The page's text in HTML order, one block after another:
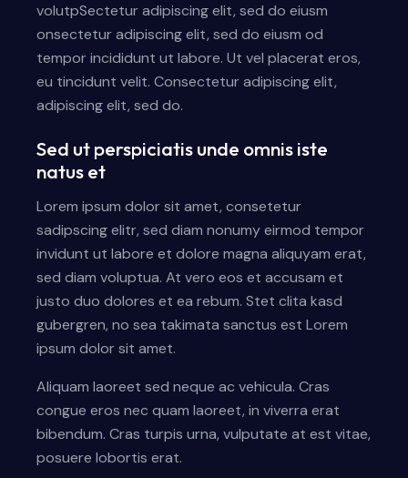
volutpSectetur adipiscing elit, sed do eiusm
onsectetur adipiscing elit, sed do eiusm od
tempor incididunt ut labore. Ut vel placerat eros,
eu tincidunt velit. Consectetur adipiscing elit,
adipiscing elit, sed do.
Sed ut perspiciatis unde omnis iste
natus et
Lorem ipsum dolor sit amet, consetetur
sadipscing elitr, sed diam nonumy eirmod tempor
invidunt ut labore et dolore magna aliquyam erat,
sed diam voluptua. At vero eos et accusam et
justo duo dolores et ea rebum. Stet clita kasd
gubergren, no sea takimata sanctus est Lorem
ipsum dolor sit amet.
Aliquam laoreet sed neque ac vehicula. Cras
congue eros nec quam laoreet, in viverra erat
bibendum. Cras turpis urna, vulputate at est vitae,
posuere lobortis erat.